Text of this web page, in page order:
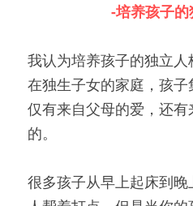
-培养孩子
我认为培养孩子的独立
在独生子女的家庭，孩
仅有来自父母的爱，还
的。
很多孩子从早上起床到